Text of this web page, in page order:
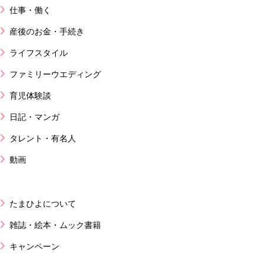
仕事・働く
産後のお金・手続き
ライフスタイル
ファミリーウエディング
育児体験談
日記・マンガ
タレント・有名人
動画
たまひよについて
雑誌・絵本・ムック書籍
キャンペーン